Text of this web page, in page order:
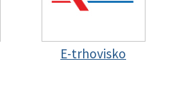
E-trhovisko